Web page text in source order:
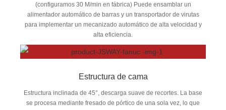
(configuramos 30 M/min en fábrica) Puede ensamblar un
alimentador automático de barras y un transportador de virutas
para implementar un mecanizado automático de alta velocidad y
alta eficiencia.
Estructura de cama
Estructura inclinada de 45°, descarga suave de recortes. La base
se procesa mediante fresado de pórtico de una sola vez, lo que